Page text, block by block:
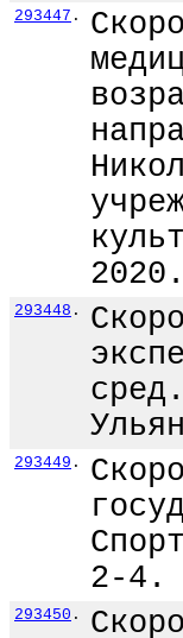
293447 .
293448 .
293449 .
2-4.
293450 .